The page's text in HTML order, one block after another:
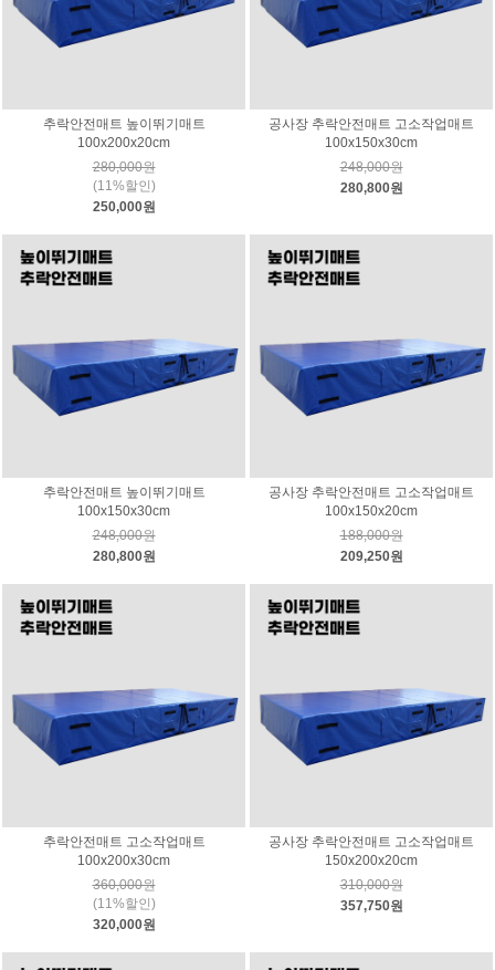
추락안전매트 높이뛰기매트
100x200x20cm
280,000원
(11%할인)
250,000원
공사장 추락안전매트 고소작업매트
100x150x30cm
248,000원
280,800원
추락안전매트 높이뛰기매트
100x150x30cm
248,000원
280,800원
공사장 추락안전매트 고소작업매트
100x150x20cm
188,000원
209,250원
추락안전매트 고소작업매트
100x200x30cm
360,000원
(11%할인)
320,000원
공사장 추락안전매트 고소작업매트
150x200x20cm
310,000원
357,750원